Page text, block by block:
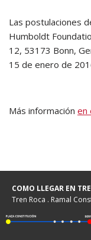
Las postulaciones
Humboldt
12, 53173 Bonn,
15 de enero de
Más información en
COMO LLEGAR EN
Tren Roca . Ramal